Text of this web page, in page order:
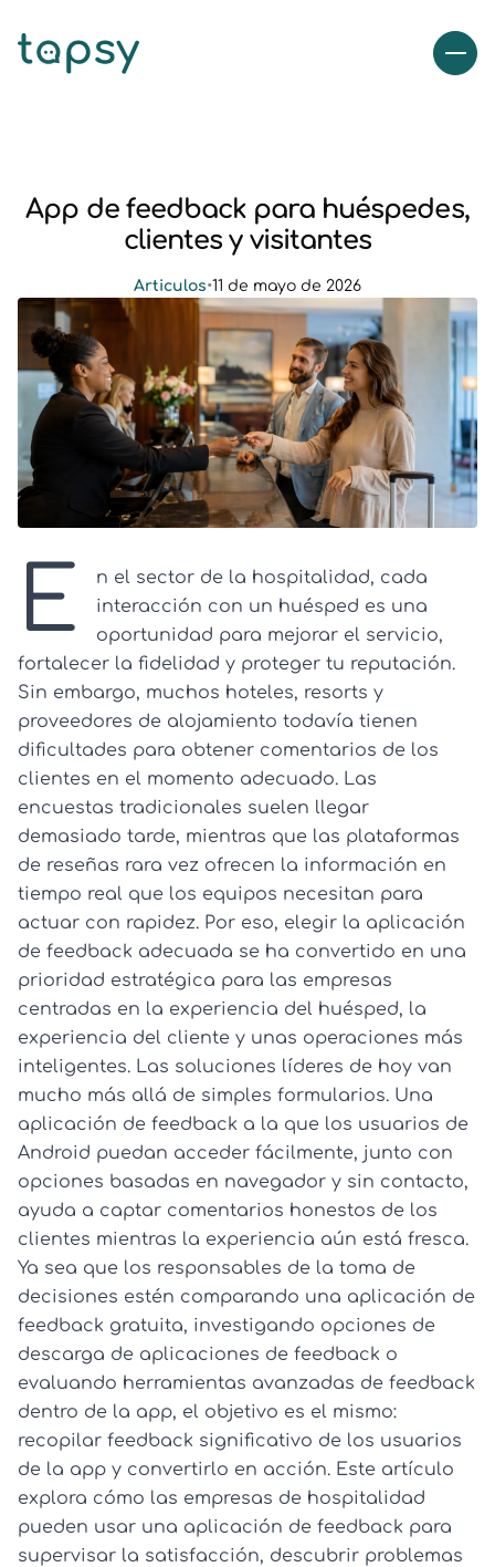
App de feedback para huéspedes,
clientes y visitantes
Articulos•11 de mayo de 2026
E
n el sector de la hospitalidad, cada
interacción con un huésped es una
oportunidad para mejorar el servicio,
fortalecer la fidelidad y proteger tu reputación.
Sin embargo, muchos hoteles, resorts y
proveedores de alojamiento todavía tienen
dificultades para obtener comentarios de los
clientes en el momento adecuado. Las
encuestas tradicionales suelen llegar
demasiado tarde, mientras que las plataformas
de reseñas rara vez ofrecen la información en
tiempo real que los equipos necesitan para
actuar con rapidez. Por eso, elegir la aplicación
de feedback adecuada se ha convertido en una
prioridad estratégica para las empresas
centradas en la experiencia del huésped, la
experiencia del cliente y unas operaciones más
inteligentes. Las soluciones líderes de hoy van
mucho más allá de simples formularios. Una
aplicación de feedback a la que los usuarios de
Android puedan acceder fácilmente, junto con
opciones basadas en navegador y sin contacto,
ayuda a captar comentarios honestos de los
clientes mientras la experiencia aún está fresca.
Ya sea que los responsables de la toma de
decisiones estén comparando una aplicación de
feedback gratuita, investigando opciones de
descarga de aplicaciones de feedback o
evaluando herramientas avanzadas de feedback
dentro de la app, el objetivo es el mismo:
recopilar feedback significativo de los usuarios
de la app y convertirlo en acción. Este artículo
explora cómo las empresas de hospitalidad
pueden usar una aplicación de feedback para
supervisar la satisfacción, descubrir problemas